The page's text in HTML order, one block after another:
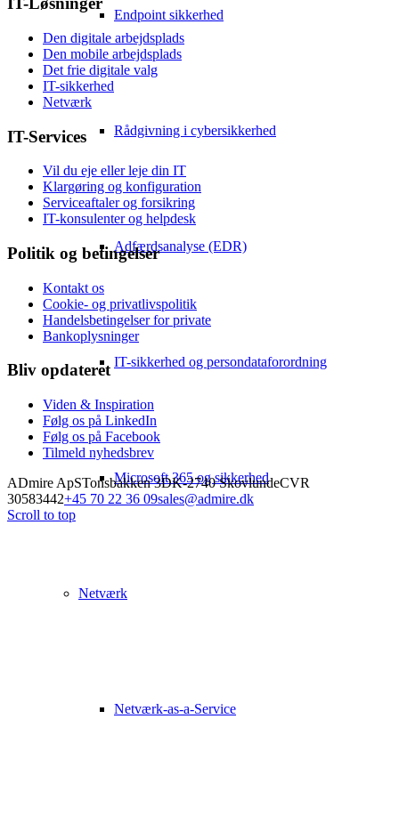
Endpoint sikkerhed
Rådgivning i cybersikkerhed
Adfærdsanalyse (EDR)
IT-sikkerhed og persondataforordning
Microsoft 365 og sikkerhed
Netværk
Netværk-as-a-Service
Den digitale arbejdsplads
Den mobile arbejdsplads
Det frie digitale valg
IT-sikkerhed
Netværk
IT-Services
Vil du eje eller leje din IT
Klargøring og konfiguration
Serviceaftaler og forsikring
IT-konsulenter og helpdesk
Politik og betingelser
Kontakt os
Cookie- og privatlivspolitik
Handelsbetingelser for private
Bankoplysninger
Bliv opdateret
Viden & Inspiration
Følg os på LinkedIn
Følg os på Facebook
Tilmeld nyhedsbrev
ADmire ApSTonsbakken 3DK-2740 SkovlundeCVR
30583442+45 70 22 36 09sales@admire.dk
Scroll to top